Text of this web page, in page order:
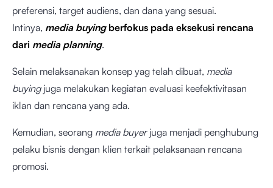
preferensi, target audiens, dan dana yang sesuai.
Intinya, media buyingberfokus pada eksekusi rencana
dari media planning.
Selain melaksanakan konsep yag telah dibuat, media
buyingjuga melakukan kegiatan evaluasi keefektivitasan
iklan dan rencana yang ada.
Kemudian, seorang media buyer juga menjadi penghubung
pelaku bisnis dengan klien terkait pelaksanaan rencana
promosi.